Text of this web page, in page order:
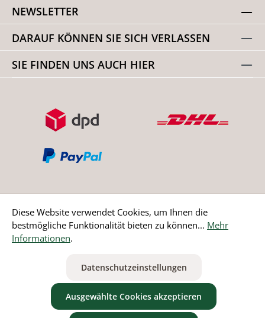
NEWSLETTER
DARAUF KÖNNEN SIE SICH VERLASSEN
SIE FINDEN UNS AUCH HIER
Bestellung widerrufen
ausgenommen Nicht EU-Länder
Diese Website verwendet Cookies, um Ihnen die
bestmögliche Funktionalität bieten zu können... Mehr
Informationen.
Datenschutzeinstellungen
Ausgewählte Cookies akzeptieren